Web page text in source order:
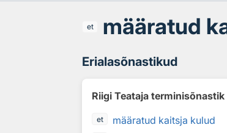
et määratud
Erialasõnastikud
Riigi Teataja terminisõnastik
et määratud kaitsja kulud